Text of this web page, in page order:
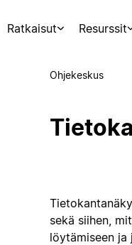
Ratkaisut Resurssit
Ohjekeskus
sekä siihen,
löytämiseen ja